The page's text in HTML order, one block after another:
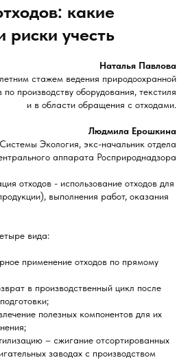
какие
риски учесть
Наталья Павлова
стажем ведения природоохранной
производству оборудования, текстиля
и в области обращения с отходами.
Людмила Ерошкина
Экология, экс-начальник отдела
аппарата Росприроднадзора
отходов - использование отходов для
выполнения работ, оказания
вида:
применение отходов по прямому
в производственный цикл после
полезных компонентов для их
– сжигание отсортированных
заводах с производством